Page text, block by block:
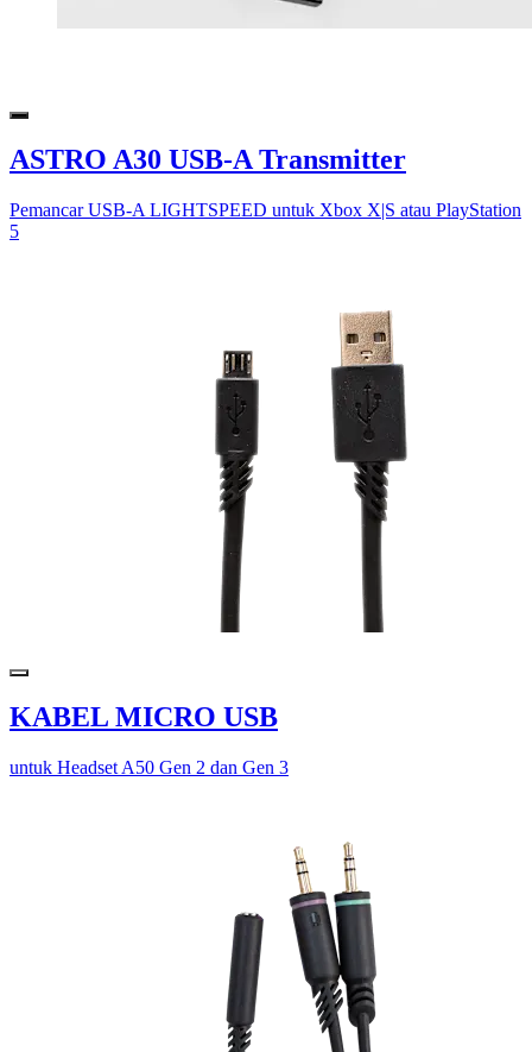
ASTRO A30 USB-A Transmitter
Pemancar USB-A LIGHTSPEED untuk Xbox X|S atau PlayStation
5
KABEL MICRO USB
untuk Headset A50 Gen 2 dan Gen 3